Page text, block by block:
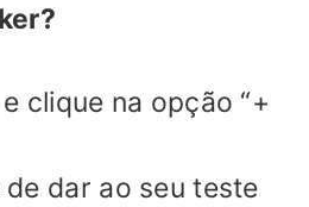
clique na opção “+
dar ao seu teste